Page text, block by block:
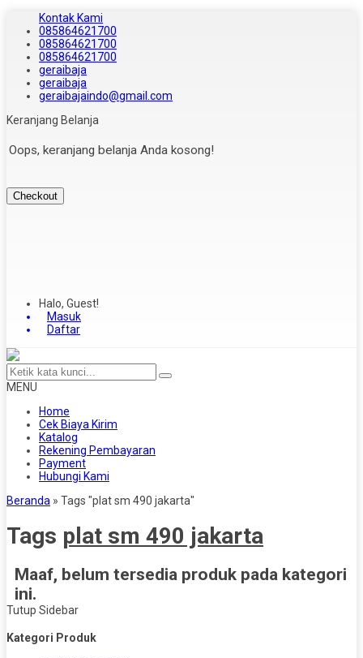
Kontak Kami
085864621700
085864621700
085864621700
geraibaja
geraibaja
geraibajaindo@gmail.com
Keranjang Belanja
Oops, keranjang belanja Anda kosong!
Checkout
Halo, Guest!
Masuk
Daftar
MENU
Home
Cek Biaya Kirim
Katalog
Rekening Pembayaran
Payment
Hubungi Kami
Beranda » Tags "plat sm 490 jakarta"
Tags plat sm 490 jakarta
Maaf, belum tersedia produk pada kategori
ini.
Tutup Sidebar
Kategori Produk